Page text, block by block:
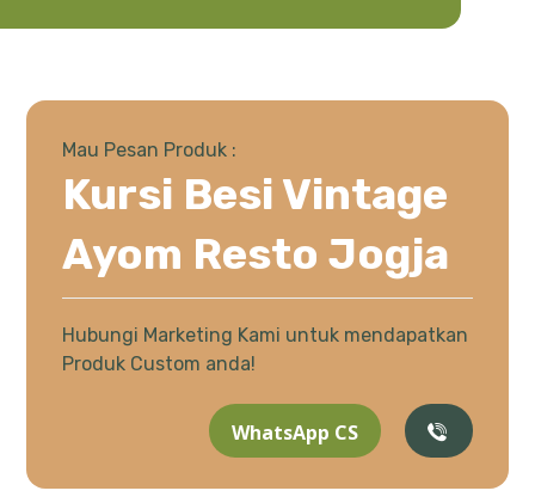
Mau Pesan Produk :
Kursi Besi Vintage
Ayom Resto Jogja
Hubungi Marketing Kami untuk mendapatkan
Produk Custom anda!
WhatsApp CS